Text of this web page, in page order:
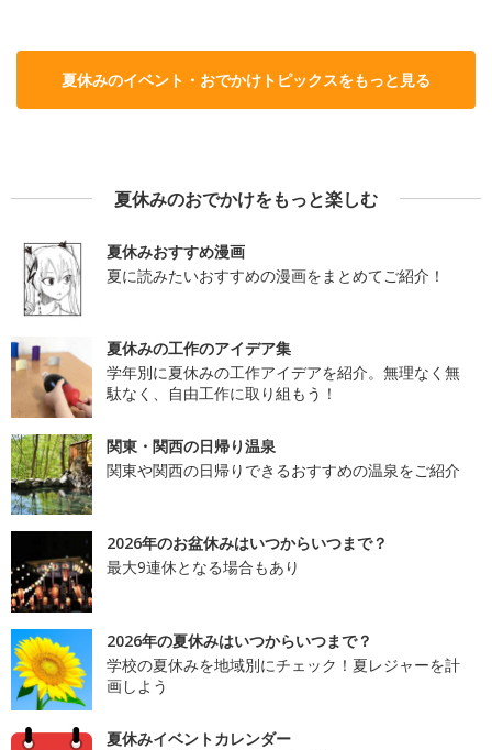
夏休みのイベント・おでかけトピックスをもっと見る
夏休みのおでかけをもっと楽しむ
夏休みおすすめ漫画
夏に読みたいおすすめの漫画をまとめてご紹介！
夏休みの工作のアイデア集
学年別に夏休みの工作アイデアを紹介。無理なく無
駄なく、自由工作に取り組もう！
関東・関西の日帰り温泉
関東や関西の日帰りできるおすすめの温泉をご紹介
2026年のお盆休みはいつからいつまで？
最大9連休となる場合もあり
2026年の夏休みはいつからいつまで？
学校の夏休みを地域別にチェック！夏レジャーを計
画しよう
夏休みイベントカレンダー